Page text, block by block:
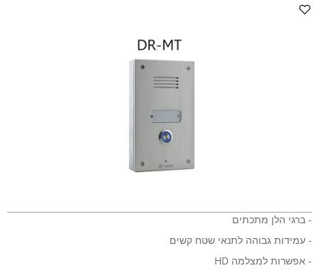
- ברגי הלן מתכתים
- עמידות גבוהה לתנאי שטח קשים
- אפשרות למצלמה HD